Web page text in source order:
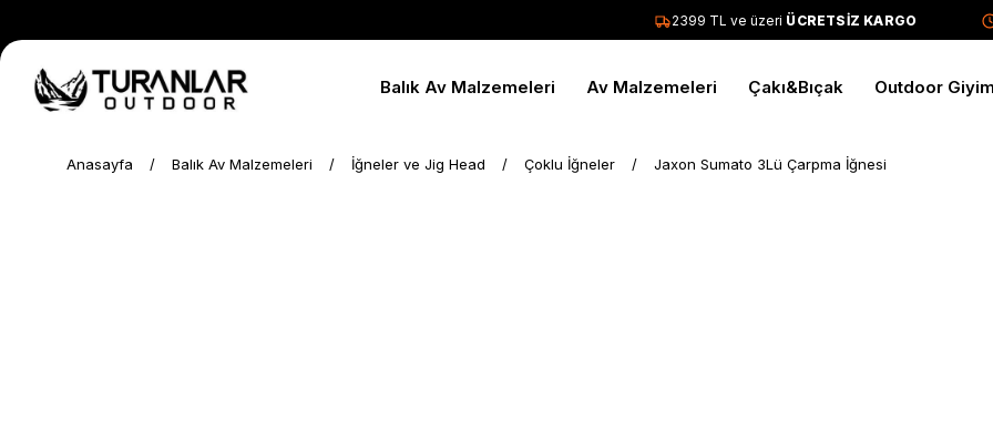
2399 TL ve üzeriÜCRETSİZ KARGO
Balık Av Malzemeleri Av Malzemeleri Çakı&Bıçak Outdoor
Anasayfa Balık Av Malzemeleri İğneler ve Jig Head Çoklu İğneler Jaxon Sumato 3Lü Çarpma İğnesi